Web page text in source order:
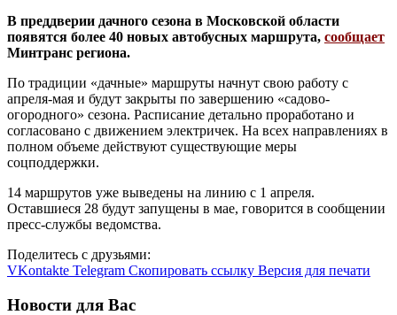
В преддверии дачного сезона в Московской области
появятся более 40 новых автобусных маршрута, сообщает
Минтранс региона.
По традиции «дачные» маршруты начнут свою работу с
апреля-мая и будут закрыты по завершению «садово-
огородного» сезона. Расписание детально проработано и
согласовано с движением электричек. На всех направлениях в
полном объеме действуют существующие меры
соцподдержки.
14 маршрутов уже выведены на линию с 1 апреля.
Оставшиеся 28 будут запущены в мае, говорится в сообщении
пресс-службы ведомства.
Поделитесь с друзьями:
VKontakte Telegram Скопировать ссылку Версия для печати
Новости для Вас